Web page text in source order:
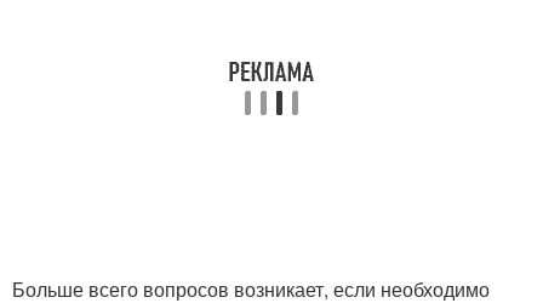
Больше всего вопросов возникает, если необходимо